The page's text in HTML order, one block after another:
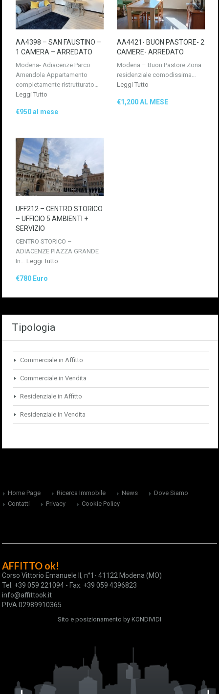
AA4398 – SAN FAUSTINO –
1 CAMERA – ARREDATO
Modena- Adiacenze Parco
Amendola Appartamento
completamente ristrutturato…
Leggi Tutto
€950 al mese
AA4421- BUON PASTORE- 2
CAMERE- ARREDATO
Modena – Buon Pastore Zona
residenziale comodissima…
Leggi Tutto
€1,200 AL MESE
UFF212 – CENTRO STORICO
– UFFICIO 5 AMBIENTI +
SERVIZIO
CENTRO STORICO –
ADIACENZE PIAZZA GRANDE
In… Leggi Tutto
€780 Euro
Tipologia
Commerciale in Affitto
Commerciale in Vendita
Residenziale in Affitto
Residenziale in Vendita
Home Page Ricerca Immobile News
Dove Siamo
Contatti
Privacy Cookie Policy
AFFITTO ok!
Corso Vittorio Emanuele II, n°1- 41122 Modena (MO)
Tel: +39 059 221094 - Fax: +39 059 4396823
info@affittook.it
P.IVA 02989910365
Sito e posizionamento by KONDIVIDI